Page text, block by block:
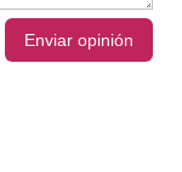
Enviar opinión